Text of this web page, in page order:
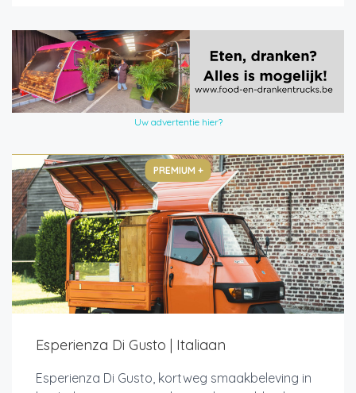
Uw advertentie hier?
PREMIUM +
Esperienza Di Gusto | Italiaan
Esperienza Di Gusto, kortweg smaakbeleving in